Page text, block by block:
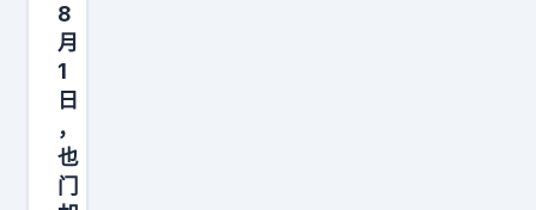
诉
自
己
了
癌
8
月
1
日
，
也
门